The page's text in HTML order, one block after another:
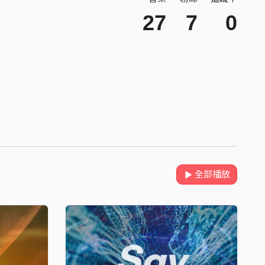
27 7 0
全部播放